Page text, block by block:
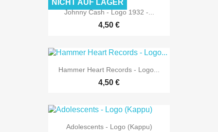
Johnny Cash - Logo 1932 -...
4,50 €
NICHT AUF LAGER
Hammer Heart Records - Logo...
4,50 €
Adolescents - Logo (Kappu)